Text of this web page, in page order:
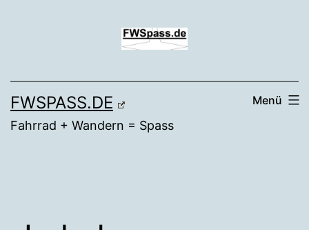
FWSPASS.DE
Fahrrad + Wandern = Spass
Menü